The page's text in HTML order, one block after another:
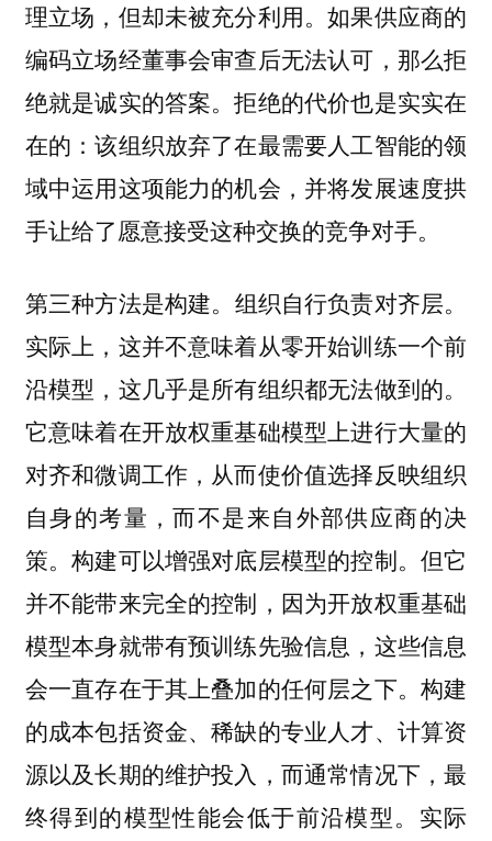
理立场，但却未被充分利用。如果供应商的
编码立场经董事会审查后无法认可，那么拒
绝就是诚实的答案。拒绝的代价也是实实在
在的：该组织放弃了在最需要人工智能的领
域中运用这项能力的机会，并将发展速度拱
手让给了愿意接受这种交换的竞争对手。
第三种方法是构建。组织自行负责对齐层。
实际上，这并不意味着从零开始训练一个前
沿模型，这几乎是所有组织都无法做到的。
它意味着在开放权重基础模型上进行大量的
对齐和微调工作，从而使价值选择反映组织
自身的考量，而不是来自外部供应商的决
策。构建可以增强对底层模型的控制。但它
并不能带来完全的控制，因为开放权重基础
模型本身就带有预训练先验信息，这些信息
会一直存在于其上叠加的任何层之下。构建
的成本包括资金、稀缺的专业人才、计算资
源以及长期的维护投入，而通常情况下，最
终得到的模型性能会低于前沿模型。实际